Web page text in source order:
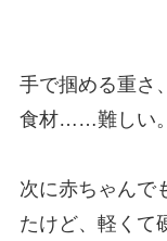
手で掴める重さ
食材……難しい。
次に赤ちゃんで
たけど、軽くて